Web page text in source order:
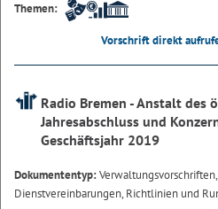
Themen:
Vorschrift direkt
Radio Bremen - Anstalt des
Jahresabschluss und
Geschäftsjahr 2019
Dokumententyp:
Dienstvereinbarungen, Richtlinien und